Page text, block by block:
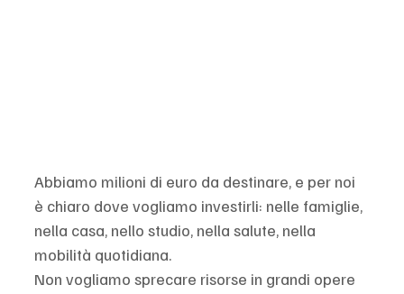
Abbiamo milioni di euro da destinare, e per noi
è chiaro dove vogliamo investirli: nelle famiglie,
nella casa, nello studio, nella salute, nella
mobilità quotidiana.
Non vogliamo sprecare risorse in grandi opere